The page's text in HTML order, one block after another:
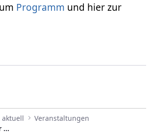
Programm und hier zur
aktuell
Veranstaltungen
22. Abensberger Fachtagung